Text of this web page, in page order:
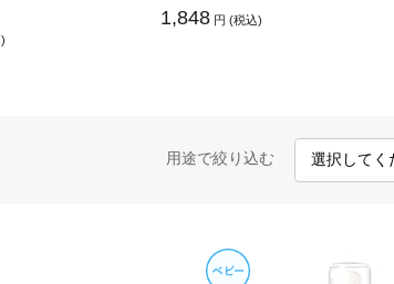
1,848 円 (税込)
用途で絞り込む